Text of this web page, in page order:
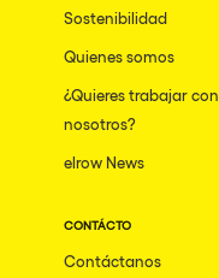
Sostenibilidad
Quienes somos
¿Quieres trabajar con
nosotros?
elrow News
CONTÁCTO
Contáctanos